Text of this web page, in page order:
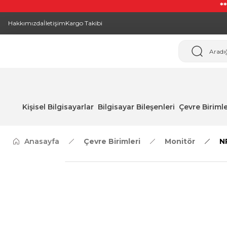
HakkımızdaİletişimKargo Takibi
Kişisel Bilgisayarlar Bilgisayar Bileşenleri Çevre
Anasayfa Çevre Birimleri Monitör